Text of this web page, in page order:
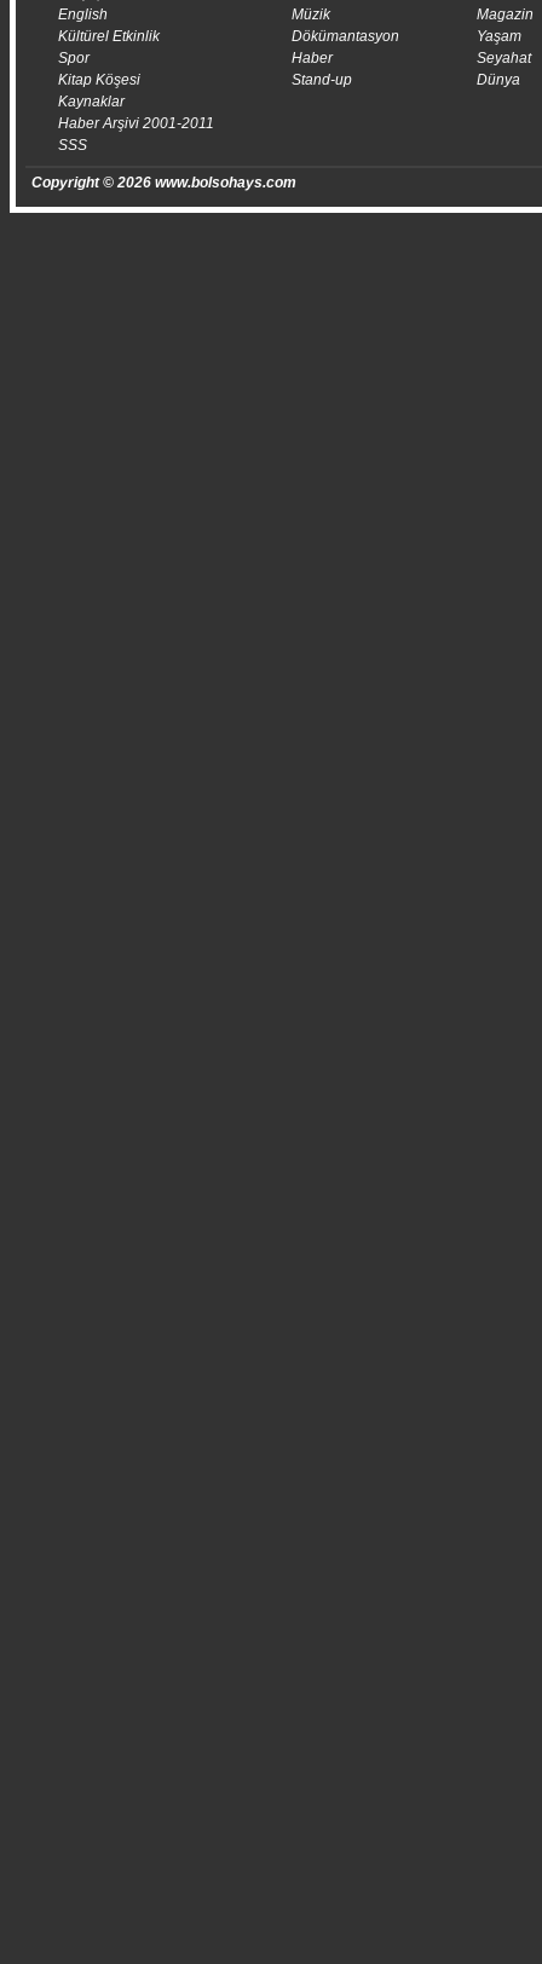
English
Kültürel Etkinlik
Spor
Kitap Köşesi
Kaynaklar
Haber Arşivi 2001-2011
SSS
Müzik
Dökümantasyon
Haber
Stand-up
Magazin
Yaşam
Seyahat
Dünya
Copyright © 2026 www.bolsohays.com